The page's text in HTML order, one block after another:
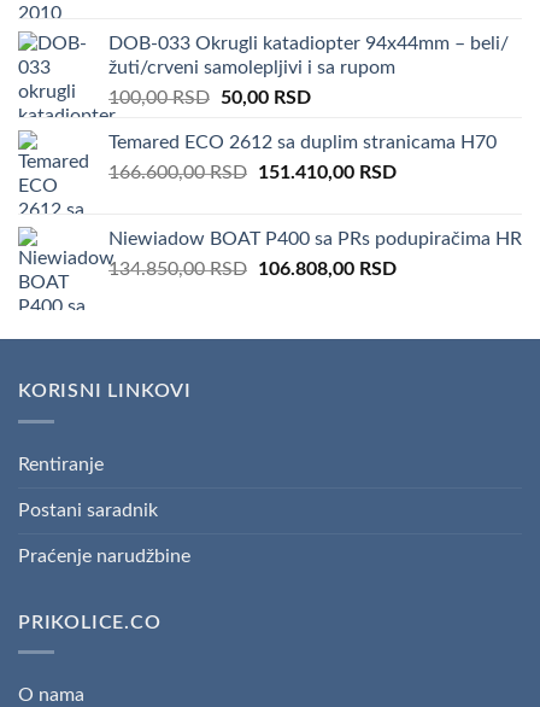
100.000,00 RSD.82.000,00 RSD.
DOB-033 Okrugli katadiopter 94x44mm – beli/
žuti/crveni samolepljivi i sa rupom
100,00RSD
Original
was:
100,00 RSD.
50,00 RSDCurrent
is:
50,00 RSD.
Temared ECO 2612 sa duplim stranicama H70
166.600,00RSD
Original
166.600,00 RSD.
151.410,00 RSDCurrent
151.410,00 RSD.
Niewiadow BOAT P400 sa PRs podupiračima HR
134.850,00RSD
Original
134.850,00 RSD.
106.808,00 RSDCurrent
106.808,00 RSD.
KORISNI LINKOVI
Rentiranje
Postani saradnik
Praćenje narudžbine
PRIKOLICE.CO
O nama